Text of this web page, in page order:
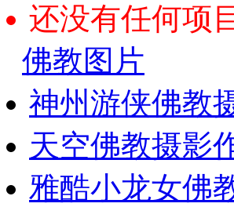
还没有任何项
佛教图片
神州游侠佛教
天空佛教摄影
雅酷小龙女佛